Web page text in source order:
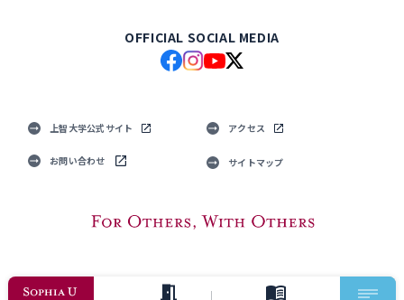
OFFICIAL SOCIAL MEDIA
上智大学公式サイト アクセス
お問い合わせ サイトマップ